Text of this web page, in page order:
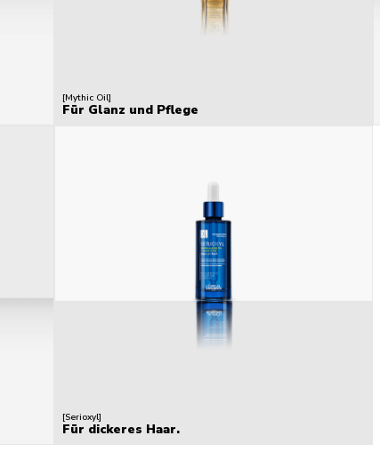
[Mythic Oil]
Für Glanz und Pflege
[Serioxyl]
Für dickeres Haar.